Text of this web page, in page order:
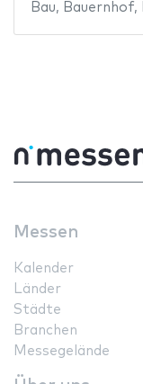
Bau, Bauernhof,
Messen
Kalender
Länder
Städte
Branchen
Messegelände